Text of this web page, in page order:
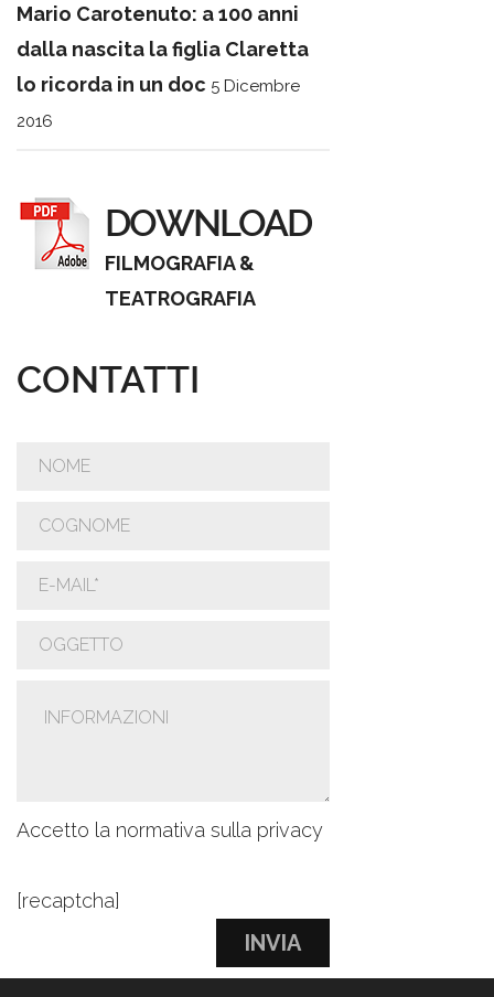
Mario Carotenuto: a 100 anni
dalla nascita la figlia Claretta
lo ricorda in un doc 5 Dicembre
2016
DOWNLOAD
FILMOGRAFIA &
TEATROGRAFIA
CONTATTI
Accetto la normativa sulla privacy
[recaptcha]